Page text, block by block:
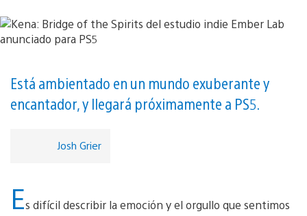
Está ambientado en un mundo exuberante y
encantador, y llegará próximamente a PS5.
Josh Grier
Es difícil describir la emoción y el orgullo que sentimos